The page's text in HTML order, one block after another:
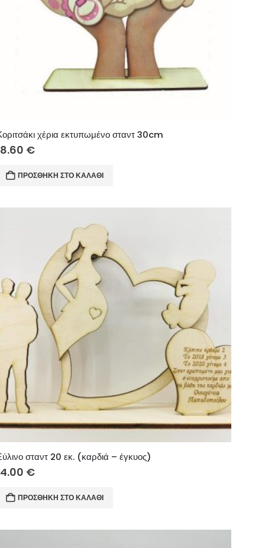
χέρια εκτυπωμένο σταντ 30cm
€
ΠΡΟΣΘΉΚΗ ΣΤΟ ΚΑΛΆΘΙ
σταντ 20 εκ. (καρδιά – έγκυος)
€
ΠΡΟΣΘΉΚΗ ΣΤΟ ΚΑΛΆΘΙ